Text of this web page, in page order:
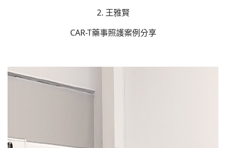
2. 王雅賢
CAR-T藥事照護案例分享